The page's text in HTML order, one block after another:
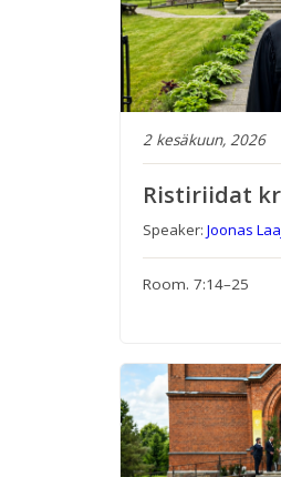
2 kesäkuun, 2026
Ristiriidat
Speaker:Joonas
Room. 7:14–25